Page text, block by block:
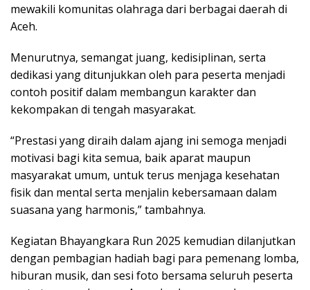
mewakili komunitas olahraga dari berbagai daerah di
Aceh.
Menurutnya, semangat juang, kedisiplinan, serta
dedikasi yang ditunjukkan oleh para peserta menjadi
contoh positif dalam membangun karakter dan
kekompakan di tengah masyarakat.
“Prestasi yang diraih dalam ajang ini semoga menjadi
motivasi bagi kita semua, baik aparat maupun
masyarakat umum, untuk terus menjaga kesehatan
fisik dan mental serta menjalin kebersamaan dalam
suasana yang harmonis,” tambahnya.
Kegiatan Bhayangkara Run 2025 kemudian dilanjutkan
dengan pembagian hadiah bagi para pemenang lomba,
hiburan musik, dan sesi foto bersama seluruh peserta